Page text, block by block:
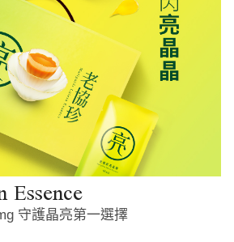
守護晶亮第一選擇